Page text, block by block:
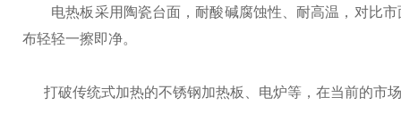
电热板采用陶瓷台面，耐酸碱腐蚀性、耐高温，对比市
布轻轻一擦即净。
打破传统式加热的不锈钢加热板、电炉等，在当前的市